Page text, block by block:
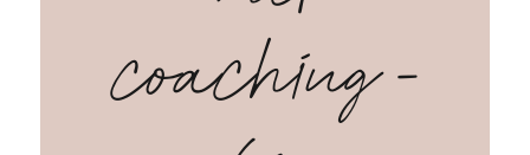
coaching -